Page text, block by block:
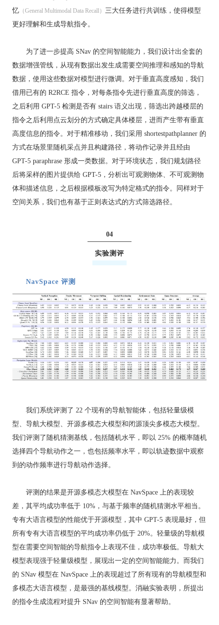
忆 （General Multimodal Data Recall） 三大任务进行共训练，使得模型
更好理解和生成导航指令。
为了进一步提高 SNav 的空间智能能力，我们设计出全套的
数据增强管线，从现有数据出发生成需要空间推理和感知的导航
数据，使用这些数据对模型进行微调。对于垂直高度感知，我们
借用已有的 R2RCE 指令，对每条指令先进行垂直高度的筛选，
之后利用 GPT-5 检测是否有 stairs 语义出现，筛选出跨越楼层的
指令之后利用点云划分的方式确定具体楼层，进而产生带有垂直
高度信息的指令。对于精准移动，我们采用 shortestpathplanner 的
方式在场景里随机采点并且构建路径，将动作记录并且经由
GPT-5 paraphrase 形成一类数据。对于环境状态，我们规划路径
后将采样的图片提供给 GPT-5，分析出可观测物体、不可观测物
体和描述信息，之后根据模板改写为特定格式的指令。同样对于
空间关系，我们也有基于正则表达式的方式筛选路径。
04
实验测评
NavSpace 评测
我们系统评测了 22 个现有的导航智能体，包括轻量级模
型、导航大模型、开源多模态大模型和闭源顶尖多模态大模型。
我们评测了随机猜测基线，包括随机水平，即以 25% 的概率随机
选择四个导航动作之一，也包括频率水平，即以轨迹数据中观察
到的动作频率进行导航动作选择。
评测的结果是开源多模态大模型在 NavSpace 上的表现较
差，其平均成功率低于 10%，与基于频率的随机猜测水平相当。
专有大语言模型的性能优于开源模型，其中 GPT-5 表现最好，但
所有专有大语言模型的平均成功率仍低于 20%。轻量级的导航模
型在需要空间智能的导航指令上表现不佳，成功率极低。导航大
模型表现强于轻量级模型，展现出一定的空间智能能力。而我们
的 SNav 模型在 NavSpace 上的表现超过了所有现有的导航模型和
多模态大语言模型，是最强的基线模型。消融实验表明，所提出
的指令生成流程对提升 SNav 的空间智能有显著帮助。